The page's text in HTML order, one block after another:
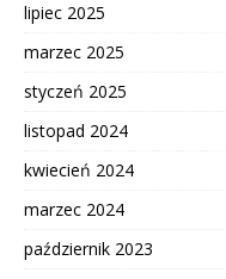
lipiec 2025
marzec 2025
styczeń 2025
listopad 2024
kwiecień 2024
marzec 2024
październik 2023